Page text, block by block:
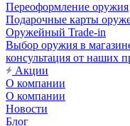
Переоформление оружия
Подарочные карты
Оружейный Trade-in
Выбор оружия в
консультация от наших
Акции
О компании
О компании
Новости
Блог